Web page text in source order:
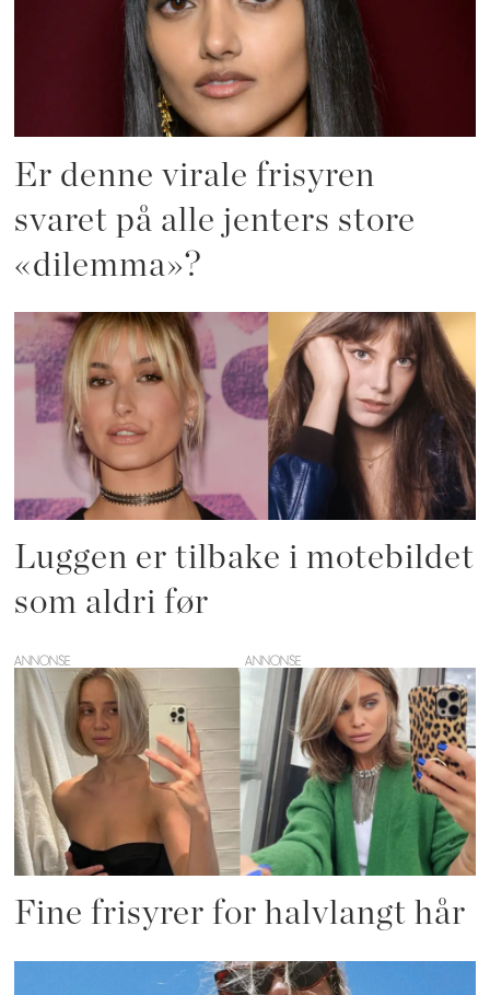
Er denne virale frisyren
svaret på alle jenters store
«dilemma»?
Luggen er tilbake i motebildet
som aldri før
ANNONSE
Fine frisyrer for halvlangt hår